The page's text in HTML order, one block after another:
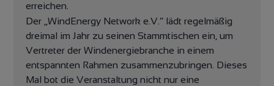
erreichen.
Der „WindEnergy Network e.V.“ lädt regelmäßig
dreimal im Jahr zu seinen Stammtischen ein, um
Vertreter der Windenergiebranche in einem
entspannten Rahmen zusammenzubringen. Dieses
Mal bot die Veranstaltung nicht nur eine